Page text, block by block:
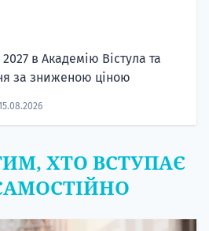
в Академію Вістула та
за зниженою ціною
ХТО ВСТУПАЄ